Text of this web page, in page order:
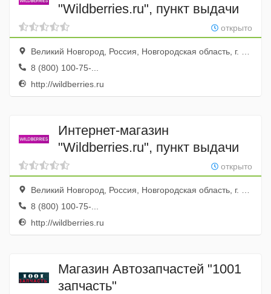
"Wildberries.ru", пункт выдачи
открыто
Великий Новгород, Россия, Новгородская область, г. Великий Новгород, мкр. Волховский, ул. Южная, д. 5
8 (800) 100-75-...
http://wildberries.ru
Интернет-магазин
"Wildberries.ru", пункт выдачи
открыто
Великий Новгород, Россия, Новгородская область, г. Великий Новгород, ул. Державина, д. 12
8 (800) 100-75-...
http://wildberries.ru
Магазин Автозапчастей "1001
запчасть"